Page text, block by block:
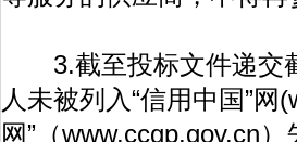
3.截至投标文件递交
人未被列入“信用中国”网(
网”（www.ccgp.gov.cn）